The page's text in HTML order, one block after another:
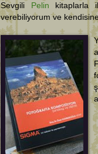
Sevgili Pelin kitaplarla
verebiliyorum ve